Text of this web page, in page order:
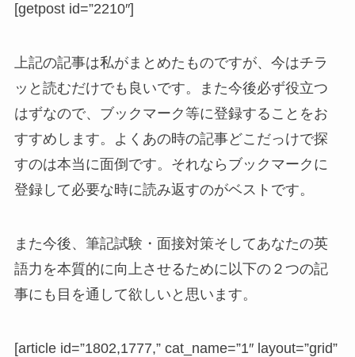
[getpost id=”2210″]
上記の記事は私がまとめたものですが、今はチラ
ッと読むだけでも良いです。また今後必ず役立つ
はずなので、ブックマーク等に登録することをお
すすめします。よくあの時の記事どこだっけで探
すのは本当に面倒です。それならブックマークに
登録して必要な時に読み返すのがベストです。
また今後、筆記試験・面接対策そしてあなたの英
語力を本質的に向上させるために以下の２つの記
事にも目を通して欲しいと思います。
[article id=”1802,1777,” cat_name=”1″ layout=”grid”